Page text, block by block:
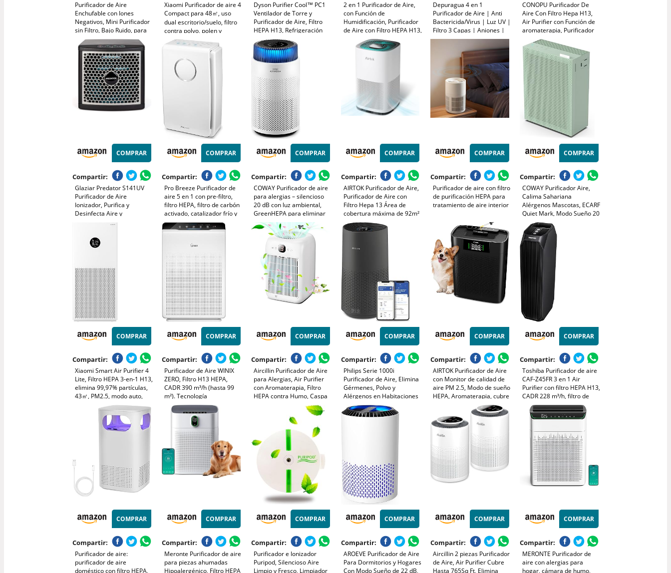
Purificador de Aire
Enchufable con Iones
Negativos, Mini Purificador
sin Filtro, Bajo Ruido, para
Dormitorio, Baño, Cocina y
Zona de Mascotas
Xiaomi Purificador de aire 4
Compact para 48㎡, uso
dual escritorio/suelo, filtro
contra polvo, polen y
alérgenos, control app y
voz, modo sueño silencioso,
bajo consumo, blanco
Dyson Purifier Cool™ PC1
Ventilador de Torre y
Purificador de Aire, Filtro
HEPA H13, Refrigeración
Potente, Control por App y
Mando, Sin Aspas,
Oscilación 350°, Blanco
2 en 1 Purificador de Aire,
con Función de
Humidificación, Purificador
de Aire con Filtro HEPA H13,
CADR 330m³/h a 80㎡,
Elimina 99.97% de Alergias
Polen Ácaros Humo Pelo de
Depuragua 4 en 1
Purificador de Aire | Anti
Bactericida/Virus | Luz UV |
Filtro 3 Capas | Aniones |
Elimina Olores | Silencioso
| Aire 30 m3 | Aroma
Terapia | Uso
Habitaciones/Vehículos,
Violeta
CONOPU Purificador De
Aire Con Filtro Hepa H13,
Air Purifier con Función de
aromaterapia, Purificador
De Aire Para Alergias
Hogar con Filtración en 3
etapas, Luz nocturna
COMPRAR
Compartir:
Glaziar Predator S141UV
Purificador de Aire
Ionizador, Purifica y
Desinfecta Aire y
Superficies, Hasta 140m²
99,99% Bacterias, Humos,
Olores, Alérgenos, Mando
COMPRAR
Compartir:
Pro Breeze Purificador de
aire 5 en 1 con pre-filtro,
filtro HEPA, filtro de carbón
activado, catalizador frío y
generador de iones
negativos. Contra las
218, 40 m²)
COMPRAR
Compartir:
COWAY Purificador de aire
para alergias – silencioso
20 dB con luz ambiental,
GreenHEPA para eliminar
99,999% de partículas 0,01
µm, CADR alto 244 m³/h –
ideal para dormitorio –
AIRMEGA 100
COMPRAR
Compartir:
AIRTOK Purificador de Aire,
Purificador de Aire con
Filtro Hepa 13 Área de
cobertura máxima de 92m²
(990 Ft²), Filtro HEPA Para
Alergias, Humo, Caspa De
nocturna, AP1001
COMPRAR
Compartir:
Purificador de aire con filtro
de purificación HEPA para
tratamiento de aire interior
COMPRAR
Compartir:
COWAY Purificador Aire,
Calima Sahariana
Alérgenos Mascotas, ECARF
Quiet Mark, Modo Sueño 20
dB, Prefiltro Lavable,
HyperCaptive 99,999%
0,01µm, CADR 281m³/h,
Garantía 3 Años, Airmega
150, Verde
COMPRAR
Compartir:
Xiaomi Smart Air Purifier 4
Lite, Filtro HEPA 3-en-1 H13,
elimina 99,97% partículas,
43㎡, PM2.5, modo auto,
control vocal Alexa y
Google, silencioso
dormitorio oficina
COMPRAR
Compartir:
Purificador de Aire WINIX
ZERO, Filtro H13 HEPA,
CADR 390 m³/h (hasta 99
m²). Tecnología
PlasmaWave. Reduce el
99,999% Contaminantes,
Alergias y Olores.
Temporizador 8h. Para
Salones & Oficinas
COMPRAR
Compartir:
Aircillin Purificador de Aire
para Alergias, Air Purifier
con Aromaterapia, Filtro
HEPA contra Humo, Caspa
de Mascotas y Olores,
Entrada de Aire Doble,
CADR 180 m³/h, 25 dB,
Temporizador
COMPRAR
Compartir:
Philips Serie 1000i
Purificador de Aire, Elimina
Gérmenes, Polvo y
Alérgenos en Habitaciones
de hasta 78 m², Modo de
Reposo, Gris y Negro
COMPRAR
Compartir:
AIRTOK Purificador de Aire
con Monitor de calidad de
aire PM 2.5, Modo de sueño
HEPA, Aromaterapia, cubre
hasta 1300 Ft², Filtro HEPA
Para Alergias, Humo, Caspa
De Mascotas y Olores
COMPRAR
Compartir:
Toshiba Purificador de aire
CAF-Z45FR 3 en 1 Air
Purifier con filtro HEPA H13,
CADR 228 m³/h, filtro de
carbón activo, luz UV, 99,7%
de efecto de filtración de
pelo de animales, polen,
polvo
COMPRAR
Compartir:
Purificador de aire:
purificador de aire
doméstico con filtro HEPA,
COMPRAR
Compartir:
Meronte Purificador de aire
para piezas ahumadas
Hipoalergénico, Filtro HEPA
COMPRAR
Compartir:
Purificador e Ionizador
Puripod, Silencioso Aire
Limpio y Fresco, Limpiador
COMPRAR
Compartir:
AROEVE Purificador de Aire
Para Dormitorios y Hogares
Con Modo Sueño de 22 dB,
COMPRAR
Compartir:
Aircillin 2 piezas Purificador
de Aire, Air Purifier Cubre
Hasta 765Sq Ft, Elimina
COMPRAR
Compartir:
MERONTE Purificador de
aire con alergias para
hogar, cámara de humo,